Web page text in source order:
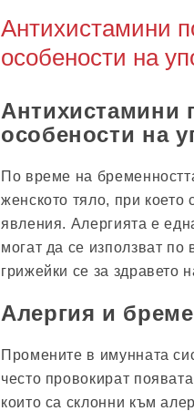
Антихистамини
особености на
Антихистамини
особености на
По време на
женското тяло, при което
явления. Алергията е
могат да се използват
грижейки се за здравето
Алергия и
Промените в имунната
често провокират
които са склонни към